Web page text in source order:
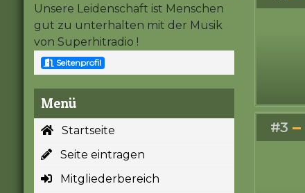
Unsere Leidenschaft ist Menschen
gut zu unterhalten mit der Musik
von Superhitradio !
Seitenprofil
Menü
Startseite
Seite eintragen
Mitgliederbereich
#3